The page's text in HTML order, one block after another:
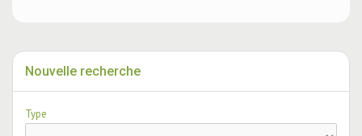
Nouvelle recherche
Type